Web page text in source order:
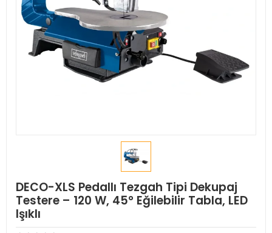
DECO-XLS Pedallı Tezgah Tipi Dekupaj
Testere – 120 W, 45° Eğilebilir Tabla, LED
Işıklı